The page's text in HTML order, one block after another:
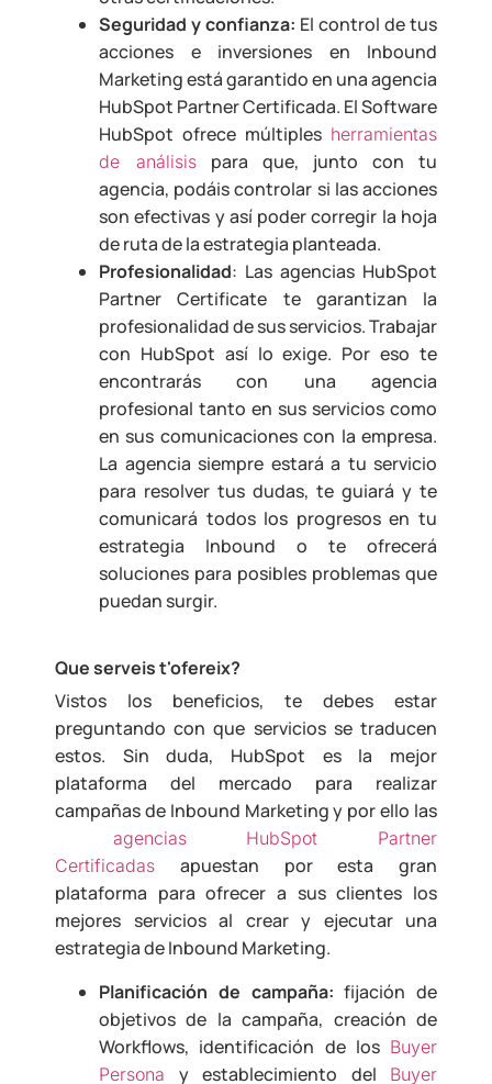
Seguridad y confianza: El control de tus
acciones e inversiones en Inbound
Marketing está garantido en una agencia
HubSpot Partner Certificada. El Software
HubSpot ofrece múltiples herramientas
de análisis para que, junto con tu
agencia, podáis controlar si las acciones
son efectivas y así poder corregir la hoja
de ruta de la estrategia planteada.
Profesionalidad: Las agencias HubSpot
Partner Certificate te garantizan la
profesionalidad de sus servicios. Trabajar
con HubSpot así lo exige. Por eso te
encontrarás con una agencia
profesional tanto en sus servicios como
en sus comunicaciones con la empresa.
La agencia siempre estará a tu servicio
para resolver tus dudas, te guiará y te
comunicará todos los progresos en tu
estrategia Inbound o te ofrecerá
soluciones para posibles problemas que
puedan surgir.
Que serveis t'ofereix?
Vistos los beneficios, te debes estar
preguntando con que servicios se traducen
estos. Sin duda, HubSpot es la mejor
plataforma del mercado para realizar
campañas de Inbound Marketing y por ello las
agencias HubSpot Partner
Certificadas apuestan por esta gran
plataforma para ofrecer a sus clientes los
mejores servicios al crear y ejecutar una
estrategia de Inbound Marketing.
Planificación de campaña: fijación de
objetivos de la campaña, creación de
Workflows, identificación de los Buyer
Persona y establecimiento del Buyer